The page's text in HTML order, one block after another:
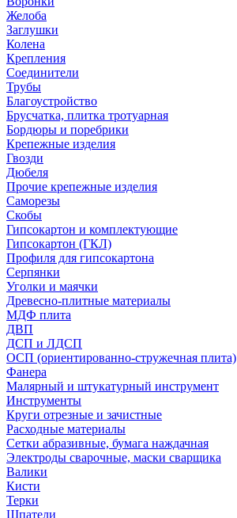
Желоба
Заглушки
Колена
Крепления
Соединители
Трубы
Благоустройство
Брусчатка, плитка тротуарная
Бордюры и поребрики
Крепежные изделия
Гвозди
Дюбеля
Прочие крепежные изделия
Саморезы
Скобы
Гипсокартон и комплектующие
Гипсокартон (ГКЛ)
Профиля для гипсокартона
Серпянки
Уголки и маячки
Древесно-плитные материалы
МДФ плита
ДВП
ДСП и ЛДСП
ОСП (ориентированно-стружечная плита)
Фанера
Малярный и штукатурный инструмент
Инструменты
Круги отрезные и зачистные
Расходные материалы
Сетки абразивные, бумага наждачная
Электроды сварочные, маски сварщика
Валики
Кисти
Терки
Шпатели